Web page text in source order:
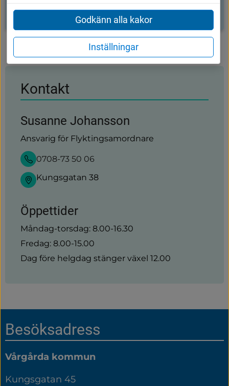
Öppen förskola, läxhjälpen
Kontakt
Susanne Johansson
Ansvarig för Flyktingsamordnare
0708-73 50 06
Kungsgatan 38
Öppettider
Måndag-torsdag: 8.00-16.30
Fredag: 8.00-15.00
Dag före helgdag stänger växel 12.00
Sidfot
Besöksadress
Vårgårda kommun
Kungsgatan 45
Godkänn alla kakor
Inställningar